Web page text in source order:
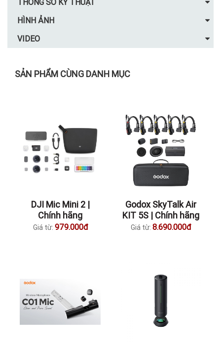
HÌNH ẢNH
VIDEO
SẢN PHẨM CÙNG DANH MỤC
DJI Mic Mini 2 |
Chính hãng
Giá từ: 979.000đ
Godox SkyTalk Air
KIT 5S | Chính hãng
Giá từ: 8.690.000đ